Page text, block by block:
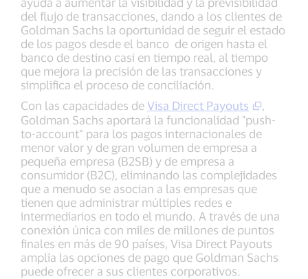
del flujo de transacciones, dando a los clientes de
Goldman Sachs la oportunidad de seguir el estado
de los pagos desde el banco de origen hasta el
banco de destino casi en tiempo real, al tiempo
que mejora la precisión de las transacciones y
simplifica el proceso de conciliación.
Con las capacidades de Visa Direct Payouts
,
Goldman Sachs aportará la funcionalidad "push-
to-account” para los pagos internacionales de
menor valor y de gran volumen de empresa a
pequeña empresa (B2SB) y de empresa a
consumidor (B2C), eliminando las complejidades
que a menudo se asocian a las empresas que
tienen que administrar múltiples redes e
intermediarios en todo el mundo. A través de una
conexión única con miles de millones de puntos
finales en más de 90 países, Visa Direct Payouts
amplía las opciones de pago que Goldman Sachs
puede ofrecer a sus clientes corporativos.